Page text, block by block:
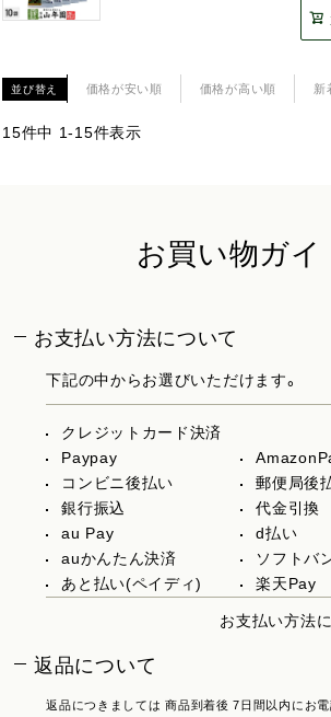
並び替え 価格が安い順 価格が高い順 新
15件中 1-15件表示
お買い物ガイ
お支払い方法について
下記の中からお選びいただけます。
クレジットカード決済
Paypay
コンビニ後払い
郵便局後
銀行振込
代金引換
au Pay
d払い
auかんたん決済
ソフトバ
あと払い(ペイディ)
楽天Pay
お支払い方法
返品について
返品につきましては 商品到着後 7日間以内にお